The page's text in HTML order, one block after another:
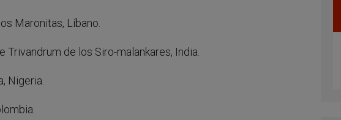
Maronitas, Líbano.
de los Siro-malankares, India.
Nigeria.